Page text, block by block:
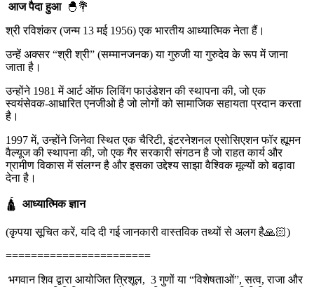
आज पैदा हुआ 🐣💐
श्री रविशंकर (जन्म 13 मई 1956) एक भारतीय आध्यात्मिक नेता हैं।
उन्हें अक्सर “श्री श्री” (सम्मानजनक) या गुरुजी या गुरुदेव के रूप में जाना
जाता है।
उन्होंने 1981 में आर्ट ऑफ लिविंग फाउंडेशन की स्थापना की, जो एक
स्वयंसेवक-आधारित एनजीओ है जो लोगों को सामाजिक सहायता प्रदान करता
है।
1997 में, उन्होंने जिनेवा स्थित एक चैरिटी, इंटरनेशनल एसोसिएशन फॉर ह्यूमन
वैल्यूज की स्थापना की, जो एक गैर सरकारी संगठन है जो राहत कार्य और
ग्रामीण विकास में संलग्न है और इसका उद्देश्य साझा वैश्विक मूल्यों को बढ़ावा
देना है।
🛕 आध्यात्मिक ज्ञान
(कृपया सूचित करें, यदि दी गई जानकारी वास्तविक तथ्यों से अलग है🙏🏻)
=======================
भगवान शिव द्वारा आयोजित त्रिशूल, 3 गुणों या “विशेषताओं”, सत्व, राजा और